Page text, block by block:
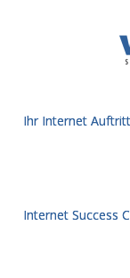
Ihr Internet Auftritt
Internet Success